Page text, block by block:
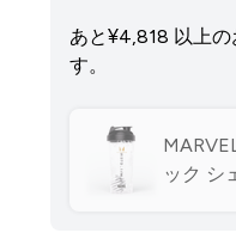
あと¥4,818‎ 以上の
す。
ック シ